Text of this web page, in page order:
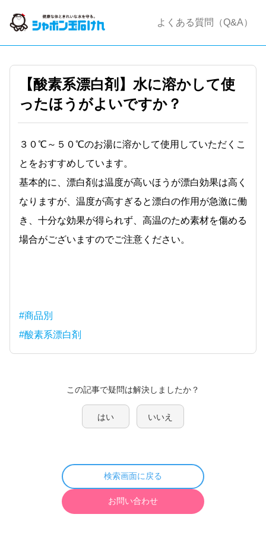
よくある質問（Q&A）
【酸素系漂白剤】水に溶かして使
ったほうがよいですか？
３０℃～５０℃のお湯に溶かして使用していただくこ
とをおすすめしています。
基本的に、漂白剤は温度が高いほうが漂白効果は高く
なりますが、温度が高すぎると漂白の作用が急激に働
き、十分な効果が得られず、高温のため素材を傷める
場合がございますのでご注意ください。
#商品別
#酸素系漂白剤
この記事で疑問は解決しましたか？
はい いいえ
検索画面に戻る
お問い合わせ